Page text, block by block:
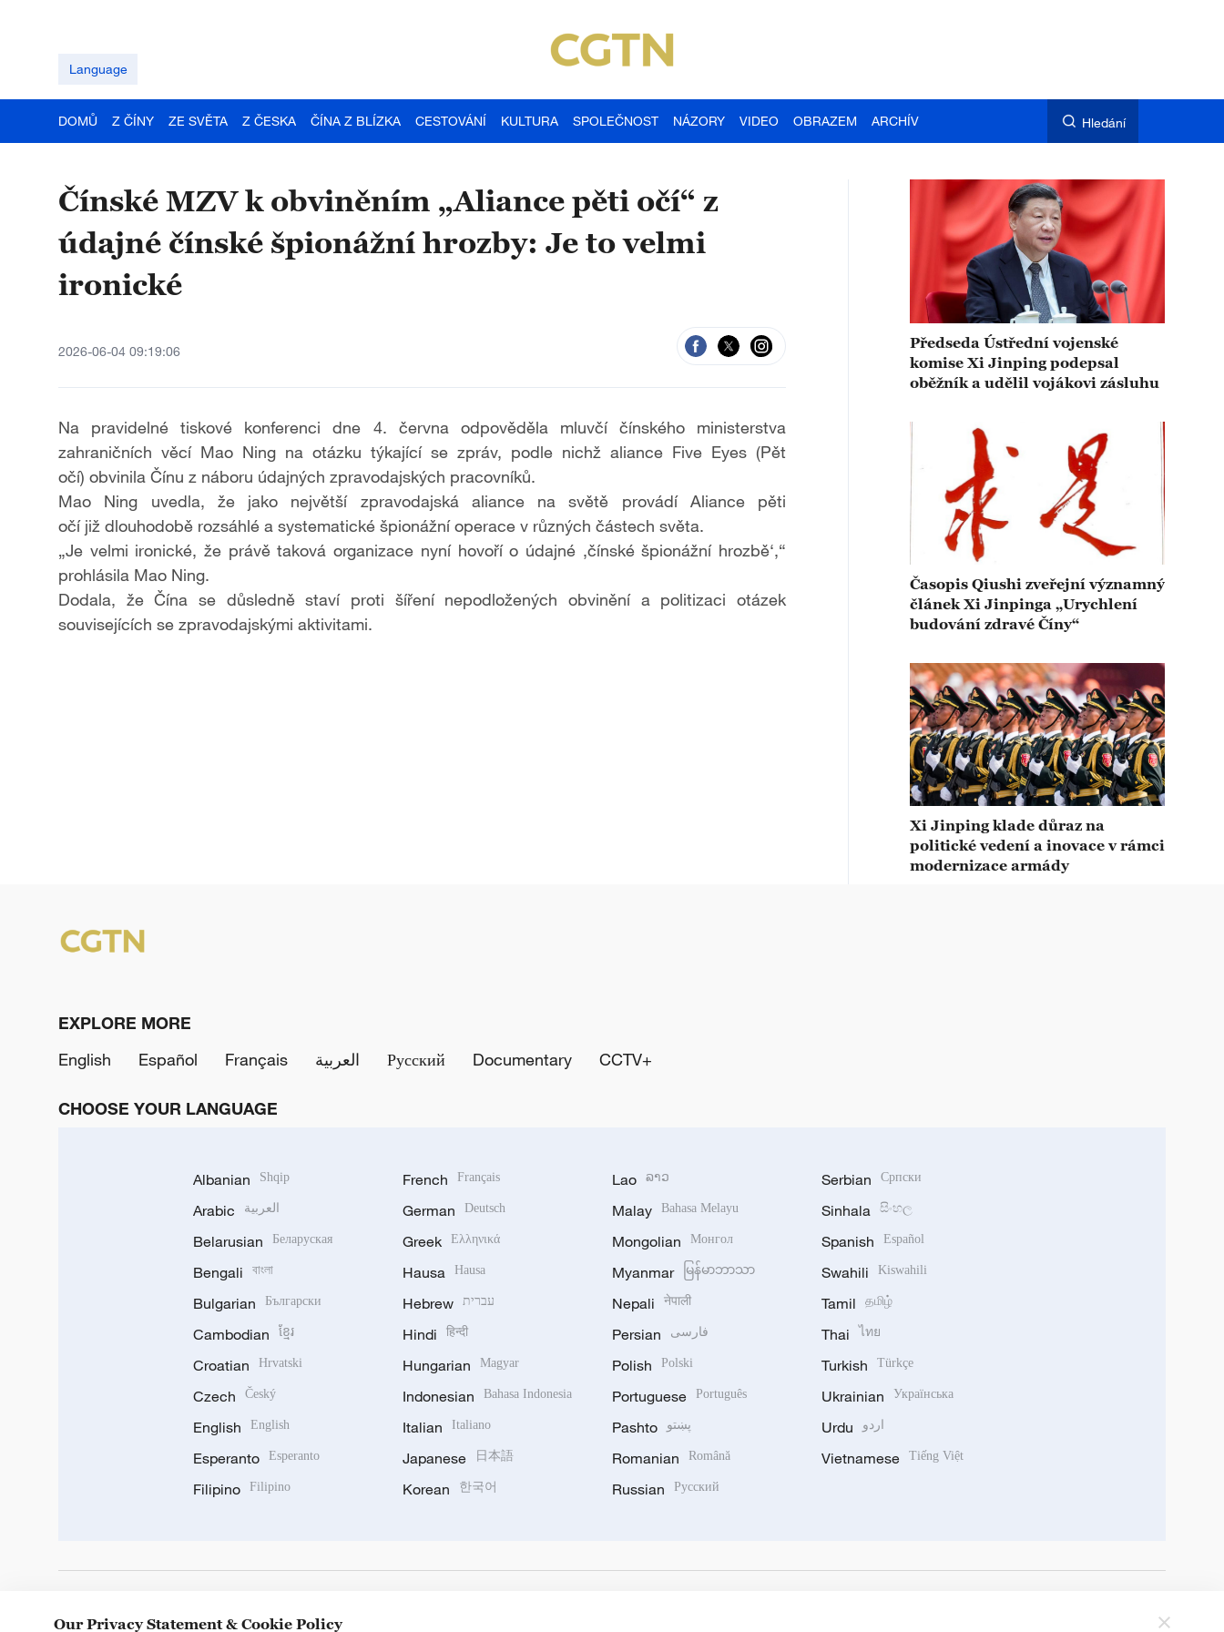
Language
DOMŮ Z ČÍNY ZE SVĚTA Z ČESKA ČÍNA Z BLÍZKA CESTOVÁNÍ KULTURA SPOLEČNOST NÁZORY VIDEO OBRAZEM ARCHÍV Hledání
Čínské MZV k obviněním „Aliance pěti očí“ z
údajné čínské špionážní hrozby: Je to velmi
ironické
2026-06-04 09:19:06
Na pravidelné tiskové konferenci dne 4. června odpověděla mluvčí čínského ministerstva
zahraničních věcí Mao Ning na otázku týkající se zpráv, podle nichž aliance Five Eyes (Pět
očí) obvinila Čínu z náboru údajných zpravodajských pracovníků.
Mao Ning uvedla, že jako největší zpravodajská aliance na světě provádí Aliance pěti
očíjiž dlouhodobě rozsáhlé a systematické špionážní operace v různých částech světa.
„Je velmi ironické, že právě taková organizace nyní hovoří o údajné ‚čínské špionážní hrozbě‘,“
prohlásila Mao Ning.
Dodala, že Čína se důsledně staví proti šíření nepodložených obvinění a politizaci otázek
souvisejících se zpravodajskými aktivitami.
Předseda Ústřední vojenské
komise Xi Jinping podepsal
oběžník a udělil vojákovi zásluhu
Časopis Qiushi zveřejní významný
článek Xi Jinpinga „Urychlení
budování zdravé Číny“
Xi Jinping klade důraz na
politické vedení a inovace v rámci
modernizace armády
EXPLORE MORE
English
Español Français العربية Русский Documentary CCTV+
CHOOSE YOUR LANGUAGE
Albanian Shqip
Arabic العربية
Belarusian Беларуская
Bengali বাংলা
Bulgarian Български
Cambodian ខ្មែរ
Croatian Hrvatski
Czech Český
English English
Esperanto Esperanto
Filipino Filipino
French Français
German Deutsch
Greek Ελληνικά
Hausa Hausa
Hebrew עברית
Hindi हिन्दी
Hungarian Magyar
Indonesian Bahasa Indonesia
Italian Italiano
Japanese 日本語
Korean 한국어
Lao ລາວ
Malay Bahasa Melayu
Mongolian Монгол
Myanmar မြန်မာဘာသာ
Nepali नेपाली
Persian فارسی
Polish Polski
Portuguese Português
Pashto پښتو
Romanian Română
Russian Русский
Serbian Српски
Sinhala සිංහල
Spanish Español
Swahili Kiswahili
Tamil தமிழ்
Thai ไทย
Turkish Türkçe
Ukrainian Українська
Urdu اردو
Vietnamese Tiếng Việt
Our Privacy Statement & Cookie Policy